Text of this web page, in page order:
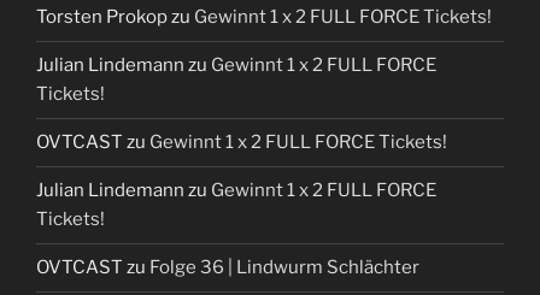
Torsten Prokopzu Gewinnt 1 x 2 FULL FORCE Tickets!
Julian Lindemann zu Gewinnt 1 x 2 FULL FORCE
Tickets!
OVTCAST zu Gewinnt 1 x 2 FULL FORCE Tickets!
Julian Lindemann zu Gewinnt 1 x 2 FULL FORCE
Tickets!
OVTCAST zu Folge 36 | Lindwurm Schlächter